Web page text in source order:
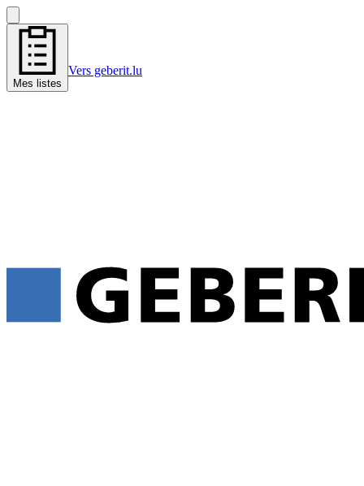
Mes listes
Vers geberit.lu